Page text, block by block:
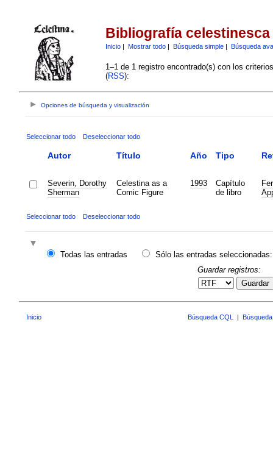
Bibliografía celestinesca
Inicio| Mostrar todo| Búsqueda simple| Búsqueda
1–1 de 1 registro encontrado(s) con los
(RSS):
Opciones de búsqueda y visualización
Seleccionar todo Deseleccionar todo
Autor Título Año Tipo
Severin, Dorothy
Sherman
Celestina as a
Comic Figure
1993
Capítulo
de libro
Seleccionar todo Deseleccionar todo
Todas las entradas
Sólo las entradas seleccionadas:
Guardar registros:
Guardar
Inicio Búsqueda CQL